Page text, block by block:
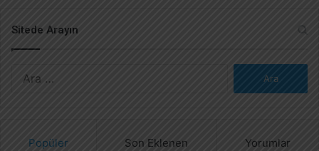
Sitede Arayın
Popüler Son Eklenen Yorumlar